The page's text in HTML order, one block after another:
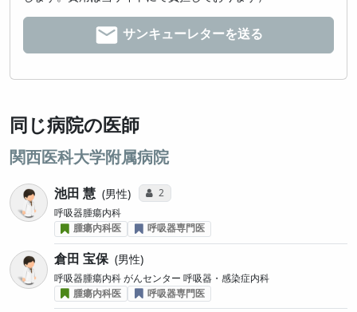
サンキューレターを送る
同じ病院の医師
関西医科大学附属病院
池田 慧 男性 コミュニケーション・タイプ投票数
2
呼吸器腫瘍内科
腫瘍内科医
呼吸器専門医
倉田 宝保 男性
呼吸器腫瘍内科 がんセンター 呼吸器・感染症内科
腫瘍内科医
呼吸器専門医